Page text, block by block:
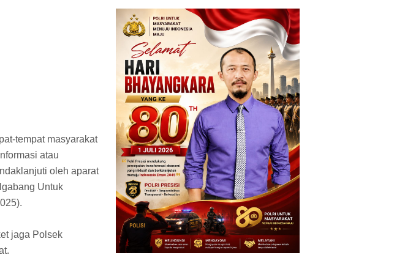
tempat masyarakat
atau
oleh aparat
Untuk
jaga Polsek